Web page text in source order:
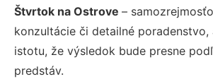
Štvrtok na Ostrove –
konzultácie či detailné poradenstvo,
istotu, že výsledok bude presne
predstáv.